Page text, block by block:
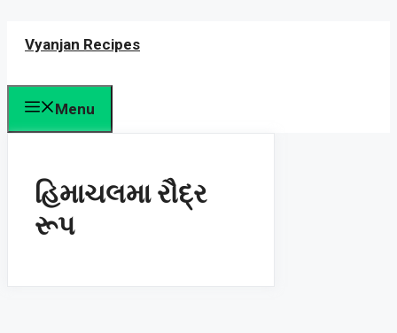
Vyanjan Recipes
Menu
હિમાચલમા રૌદ્ર
રૂપ